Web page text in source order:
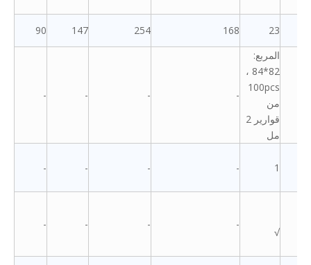
23
168
254
147
90
المربع:
82*84 ،
100pcs
من
قوارير 2
مل
-
-
-
-
1
-
-
-
-
√
-
-
-
-